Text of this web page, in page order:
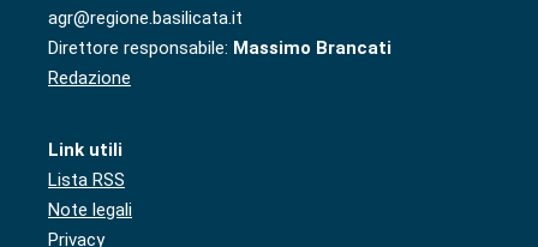
agr@regione.basilicata.it
Direttore responsabile: Massimo Brancati
Redazione
Link utili
Lista RSS
Note legali
Privacy